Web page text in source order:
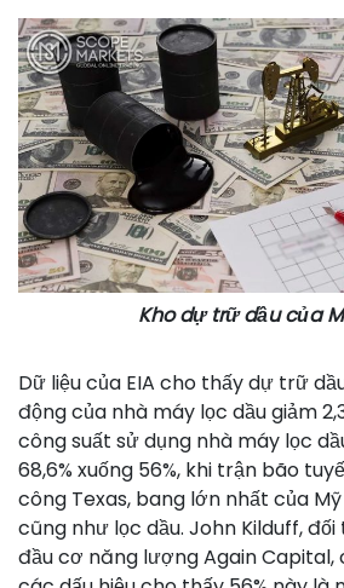
Kho dự trữ dầu của
Dữ liệu của EIA cho thấy dự trữ
động của nhà máy lọc dầu giảm
công suất sử dụng nhà máy lọc
68,6% xuống 56%, khi trận bão
công Texas, bang lớn nhất của
cũng như lọc dầu. John Kilduff,
đầu cơ năng lượng Again Capital,